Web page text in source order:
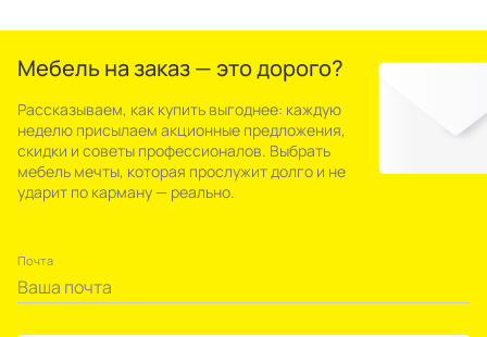
Мебель на заказ — это дорого?
Рассказываем, как купить выгоднее: каждую
неделю присылаем акционные предложения,
скидки и советы профессионалов. Выбрать
мебель мечты, которая прослужит долго и не
ударит по карману — реально.
Почта